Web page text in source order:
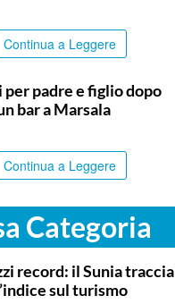
Continua a Leggere
padre e figlio dopo
bar a Marsala
Continua a Leggere
Categoria
record: il Sunia
sul turismo